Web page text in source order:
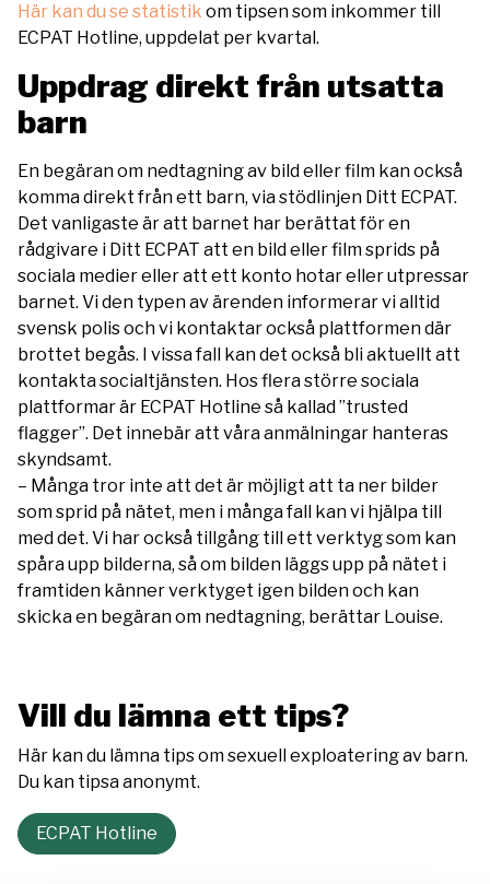
Här kan du se statistik om tipsen som inkommer till
ECPAT Hotline, uppdelat per kvartal.
Uppdrag direkt från utsatta
barn
En begäran om nedtagning av bild eller film kan också
komma direkt från ett barn, via stödlinjen Ditt ECPAT.
Det vanligaste är att barnet har berättat för en
rådgivare i Ditt ECPAT att en bild eller film sprids på
sociala medier eller att ett konto hotar eller utpressar
barnet. Vi den typen av ärenden informerar vi alltid
svensk polis och vi kontaktar också plattformen där
brottet begås. I vissa fall kan det också bli aktuellt att
kontakta socialtjänsten. Hos flera större sociala
plattformar är ECPAT Hotline så kallad ”trusted
flagger”. Det innebär att våra anmälningar hanteras
skyndsamt.
– Många tror inte att det är möjligt att ta ner bilder
som sprid på nätet, men i många fall kan vi hjälpa till
med det. Vi har också tillgång till ett verktyg som kan
spåra upp bilderna, så om bilden läggs upp på nätet i
framtiden känner verktyget igen bilden och kan
skicka en begäran om nedtagning, berättar Louise.
Vill du lämna ett tips?
Här kan du lämna tips om sexuell exploatering av barn.
Du kan tipsa anonymt.
ECPAT Hotline